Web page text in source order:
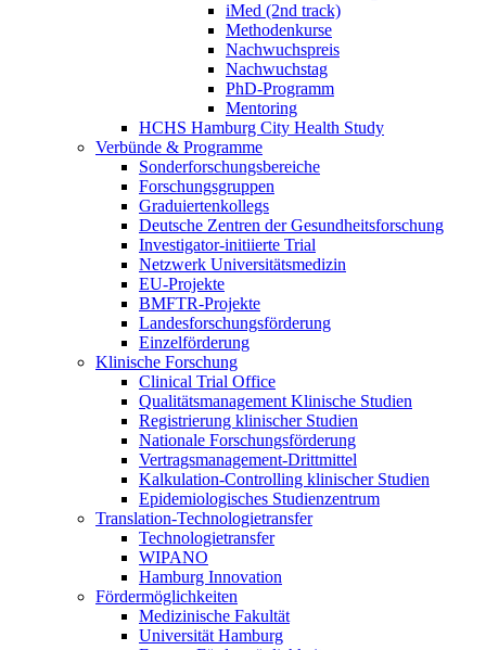
iMed (2nd track)
Methodenkurse
Nachwuchspreis
Nachwuchstag
PhD-Programm
Mentoring
HCHS Hamburg City Health Study
Verbünde & Programme
Sonderforschungsbereiche
Forschungsgruppen
Graduiertenkollegs
Deutsche Zentren der Gesundheitsforschung
Investigator-initiierte Trial
Netzwerk Universitätsmedizin
EU-Projekte
BMFTR-Projekte
Landesforschungsförderung
Einzelförderung
Klinische Forschung
Clinical Trial Office
Qualitätsmanagement Klinische Studien
Registrierung klinischer Studien
Nationale Forschungsförderung
Vertragsmanagement-Drittmittel
Kalkulation-Controlling klinischer Studien
Epidemiologisches Studienzentrum
Translation-Technologietransfer
Technologietransfer
WIPANO
Hamburg Innovation
Fördermöglichkeiten
Medizinische Fakultät
Universität Hamburg